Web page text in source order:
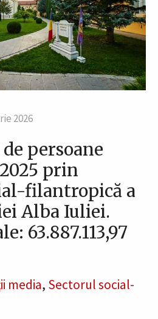
2026
persoane
prin
filantropică a
Alba Iuliei.
63.887.113,97
media, Sectorul social-